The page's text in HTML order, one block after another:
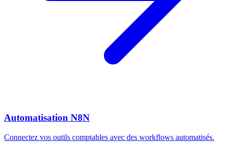
Automatisation N8N
Connectez vos outils comptables avec des workflows automatisés.